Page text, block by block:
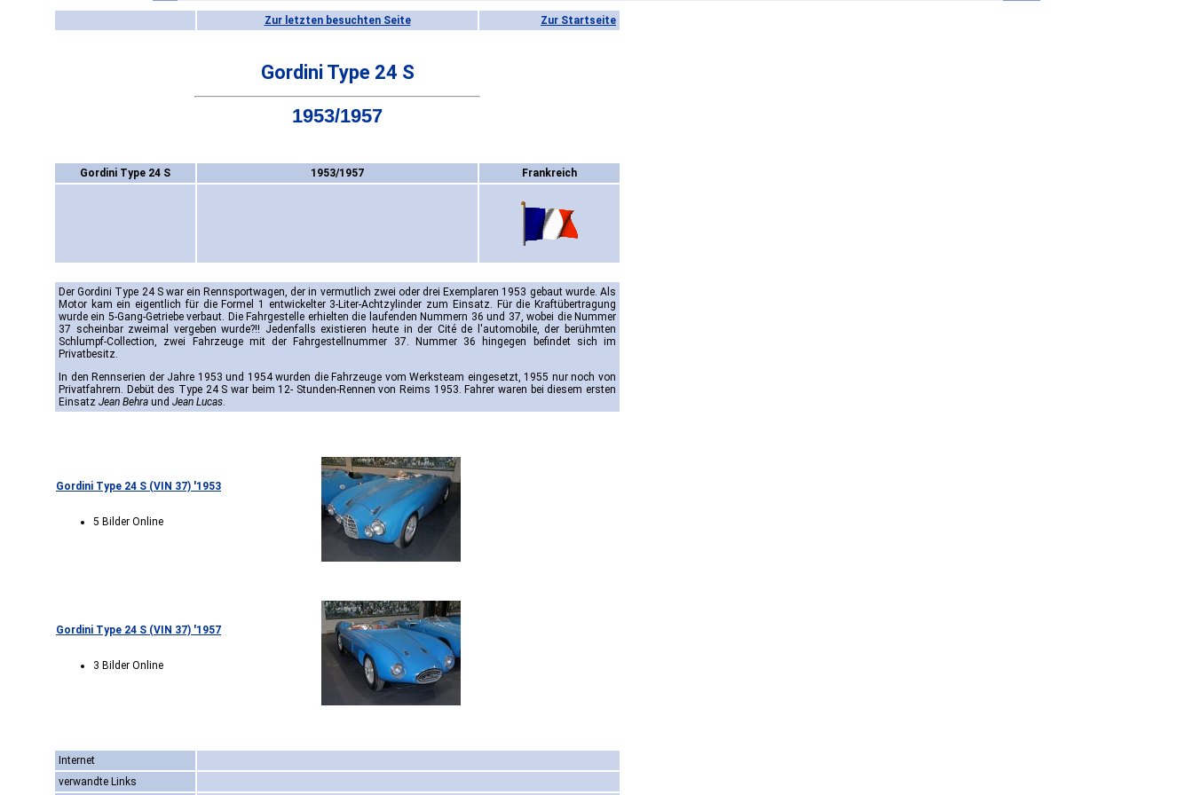
Zur letzten besuchten Seite Zur Startseite
Gordini Type 24 S
1953/1957
Gordini Type 24 S 1953/1957 Frankreich
Der Gordini Type 24 S war ein Rennsportwagen, der in vermutlich zwei oder drei Exemplaren 1953 gebaut wurde. Als
Motor kam ein eigentlich für die Formel 1 entwickelter 3-Liter-Achtzylinder zum Einsatz. Für die Kraftübertragung
wurde ein 5-Gang-Getriebe verbaut. Die Fahrgestelle erhielten die laufenden Nummern 36 und 37, wobei die Nummer
37 scheinbar zweimal vergeben wurde?!! Jedenfalls existieren heute in der Cité de l'automobile, der berühmten
Schlumpf-Collection, zwei Fahrzeuge mit der Fahrgestellnummer 37. Nummer 36 hingegen befindet sich im
Privatbesitz.
In den Rennserien der Jahre 1953 und 1954 wurden die Fahrzeuge vom Werksteam eingesetzt, 1955 nur noch von
Privatfahrern. Debüt des Type 24 S war beim 12- Stunden-Rennen von Reims 1953. Fahrer waren bei diesem ersten
Einsatz Jean Behra und Jean Lucas.
Gordini Type 24 S (VIN 37) '1953
5 Bilder Online
Gordini Type 24 S (VIN 37) '1957
3 Bilder Online
Internet
verwandte Links